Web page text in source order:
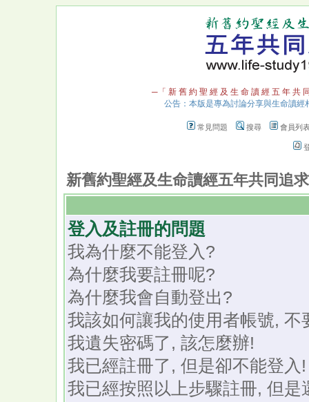
─「 新 舊 約 聖 經 及 生 命 讀 經 五 年 共
公告：本版是專為討論分享與生命讀
常見問題 搜尋 會員列
新舊約聖經及生命讀經五年共同追
登入及註冊的問題
我為什麼不能登入?
為什麼我要註冊呢?
為什麼我會自動登出?
我該如何讓我的使用者帳號,
我遺失密碼了, 該怎麼辦!
我已經註冊了, 但是卻不能登入!
我已經按照以上步驟註冊, 但是